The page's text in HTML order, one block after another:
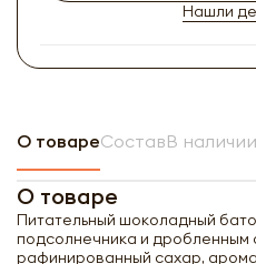
Нашли
О товареСоставВ
О товаре
Питательный шоколадный
подсолнечника и
рафинированный сахар,